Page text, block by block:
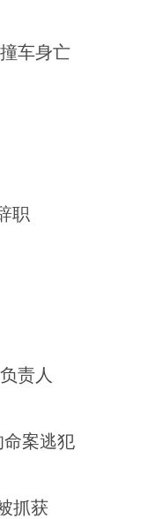
车身亡
职
责人
案逃犯
抓获